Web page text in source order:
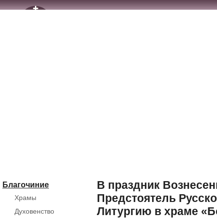
Благочиние
Храмы
Духовенство
В праздник
Предстоятель
Литургию в храме